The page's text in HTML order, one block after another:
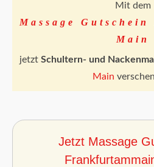
Mit dem
Massage
Main
jetzt Schultern- und
Main
Jetzt Massage